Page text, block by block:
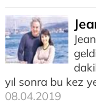
yıl sonra bu kez
08.04.2019